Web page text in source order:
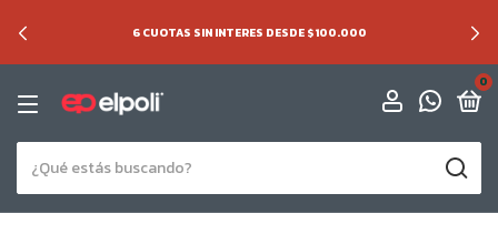
6 CUOTAS SIN INTERES DESDE $100.000
0